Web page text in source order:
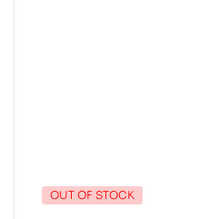
OUT OF STOCK